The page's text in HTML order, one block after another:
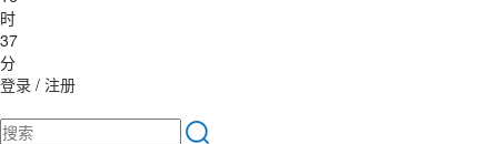
时
37
分
登录 / 注册